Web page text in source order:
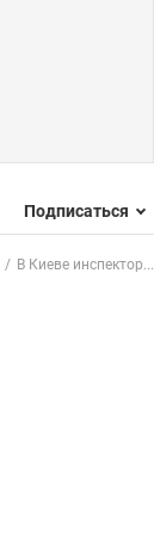
Подписаться
В Киеве инспектор...